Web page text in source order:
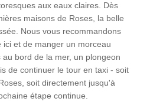
aux eaux claires. Dès
maisons de Roses, la belle
Nous vous recommandons
et de manger un morceau
bord de la mer, un plongeon
de continuer le tour en taxi - soit
soit directement jusqu'à
étape continue.